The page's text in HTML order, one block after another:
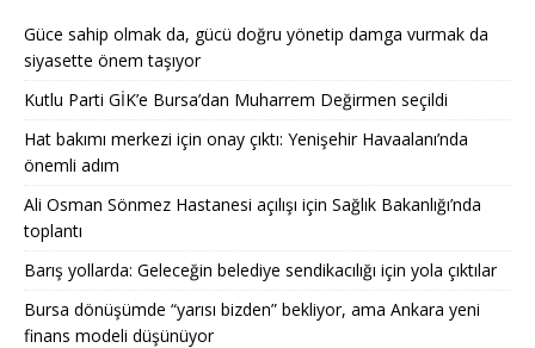
Güce sahip olmak da, gücü doğru yönetip damga vurmak da
siyasette önem taşıyor
Kutlu Parti GİK’e Bursa’dan Muharrem Değirmen seçildi
Hat bakımı merkezi için onay çıktı: Yenişehir Havaalanı’nda
önemli adım
Ali Osman Sönmez Hastanesi açılışı için Sağlık Bakanlığı’nda
toplantı
Barış yollarda: Geleceğin belediye sendikacılığı için yola çıktılar
Bursa dönüşümde “yarısı bizden” bekliyor, ama Ankara yeni
finans modeli düşünüyor